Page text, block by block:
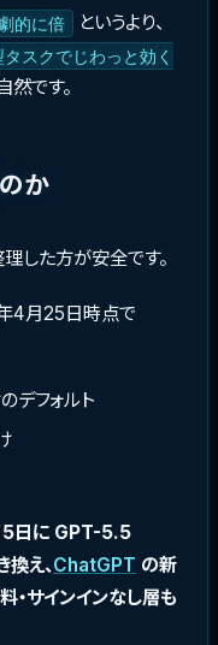
的に倍 というより、
スクでじわっと効く
然です。
か
した方が安全です。
4月25日時点で
フォルト
日に GPT-5.5
え、ChatGPT の新
・サインインなし層も